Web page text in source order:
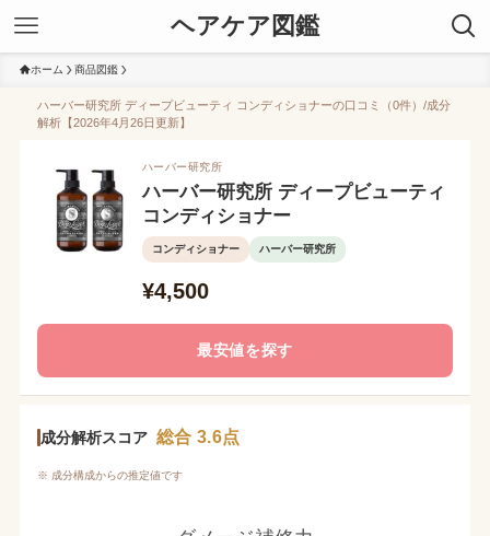
ヘアケア図鑑
ホーム 商品図鑑
ハーバー研究所 ディープビューティ コンディショナーの口コミ（0件）/成分
解析【2026年4月26日更新】
ハーバー研究所
ハーバー研究所 ディープビューティ
コンディショナー
コンディショナー ハーバー研究所
¥4,500
最安値を探す
成分解析スコア 総合 3.6点
※ 成分構成からの推定値です